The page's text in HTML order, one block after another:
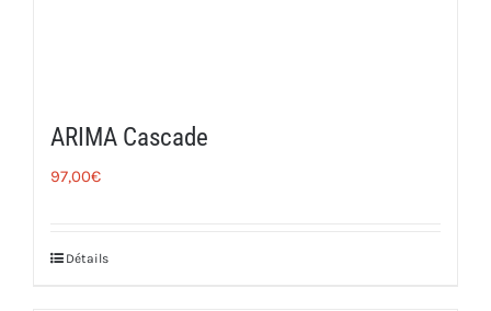
ARIMA Cascade
97,00€
Détails